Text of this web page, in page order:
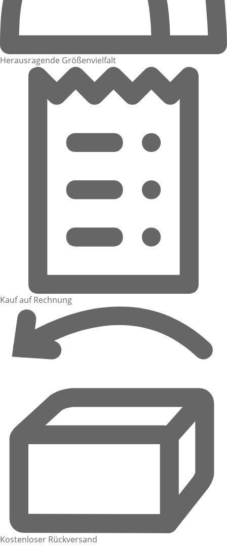
Herausragende Größenvielfalt
Kauf auf Rechnung
Kostenloser Rückversand